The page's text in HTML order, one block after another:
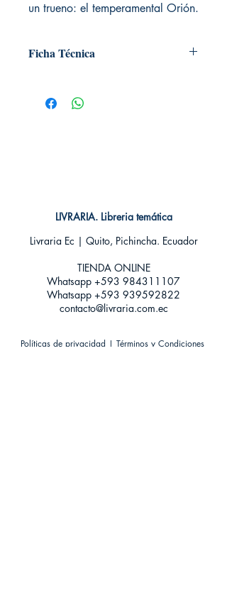
un trueno: el temperamental Orión.
Ficha Técnica
Editorial: ECC
Idioma: Castellano
LIVRARIA. Libreria temática
Livraria Ec | Quito, Pichincha. Ecuador
TIENDA ONLINE​
Whatsapp +593 984311107
Whatsapp +593 939592822
contacto@livraria.com.ec
Políticas de privacidad | Términos y Condiciones